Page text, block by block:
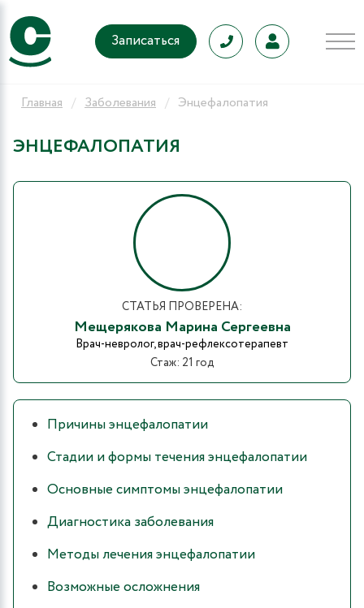
Записаться
Главная Заболевания Энцефалопатия
ЭНЦЕФАЛОПАТИЯ
СТАТЬЯ ПРОВЕРЕНА:
Мещерякова Марина Сергеевна
Врач-невролог, врач-рефлексотерапевт
Стаж: 21 год
Причины энцефалопатии
Стадии и формы течения энцефалопатии
Основные симптомы энцефалопатии
Диагностика заболевания
Методы лечения энцефалопатии
Возможные осложнения